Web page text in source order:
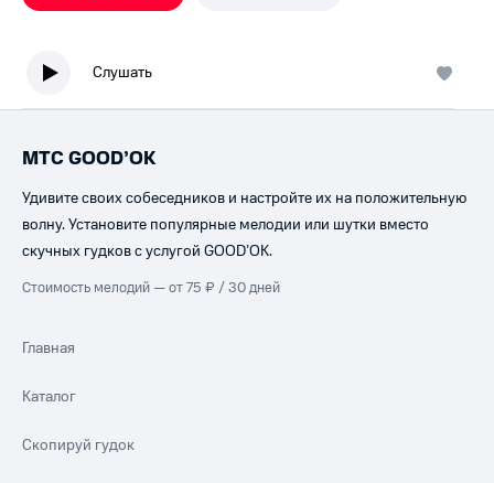
Слушать
МТС GOOD’OK
Удивите своих собеседников и настройте их на положительную
волну. Установите популярные мелодии или шутки вместо
скучных гудков с услугой GOOD’OK.
Стоимость мелодий — от 75 ₽ / 30 дней
Главная
Каталог
Скопируй гудок